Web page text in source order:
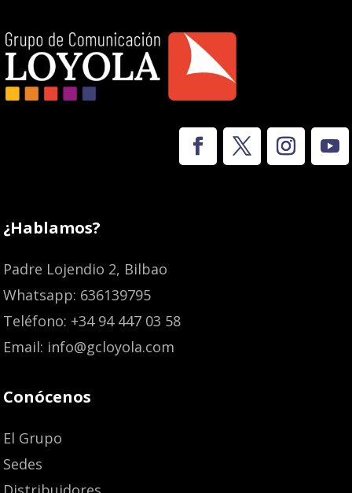
¿Hablamos?
Padre Lojendio 2, Bilbao
Whatsapp: 636139795
Teléfono: +34 94 447 03 58
Email: info@gcloyola.com
Conócenos
El Grupo
Sedes